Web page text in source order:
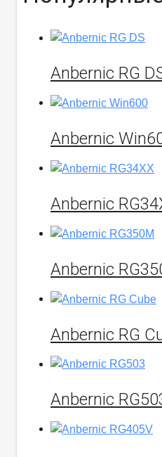
Anbernic RG
Anbernic
Anbernic
Anbernic
Anbernic RG
Anbernic